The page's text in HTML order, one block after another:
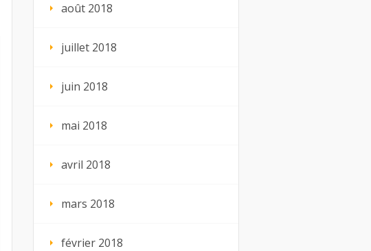
août 2018
juillet 2018
juin 2018
mai 2018
avril 2018
mars 2018
février 2018